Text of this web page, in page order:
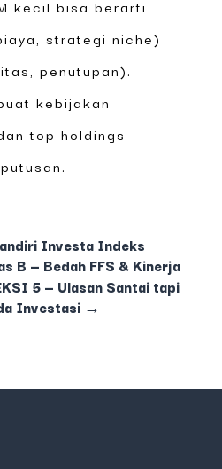
kecil bisa berarti
strategi niche)
penutupan).
kebijakan
top holdings
Investa Indeks
B — Bedah FFS & Kinerja
5 — Ulasan Santai tapi
Investasi→